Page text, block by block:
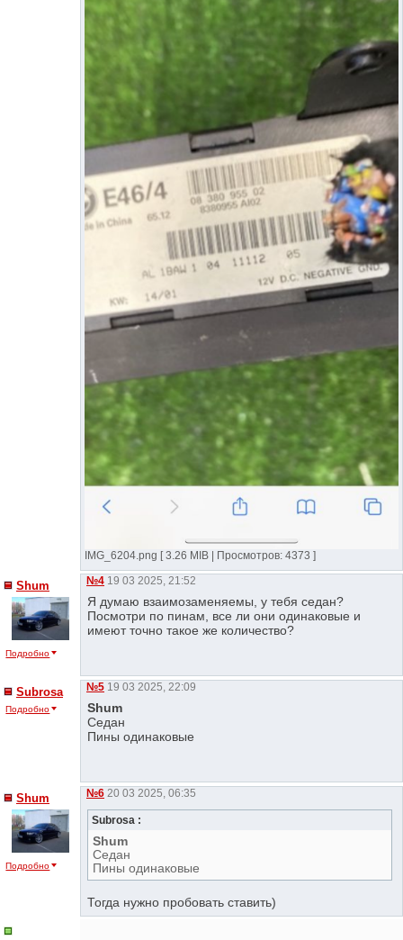
IMG_6204.png [ 3.26 MIB | Просмотров: 4373 ]
Shum
Подробно
№4 19 03 2025, 21:52
Я думаю взаимозаменяемы, у тебя седан?
Посмотри по пинам, все ли они одинаковые и
имеют точно такое же количество?
Subrosa
Подробно
№5 19 03 2025, 22:09
Shum
Седан
Пины одинаковые
Shum
Подробно
№6 20 03 2025, 06:35
Subrosa :
Shum
Седан
Пины одинаковые
Тогда нужно пробовать ставить)